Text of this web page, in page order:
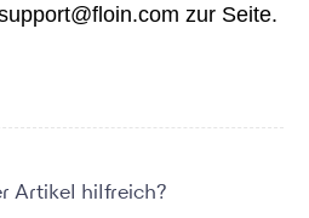
zur Seite.
Artikel hilfreich?